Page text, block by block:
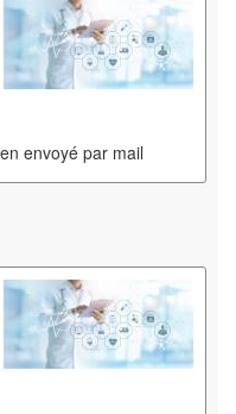
envoyé par mail